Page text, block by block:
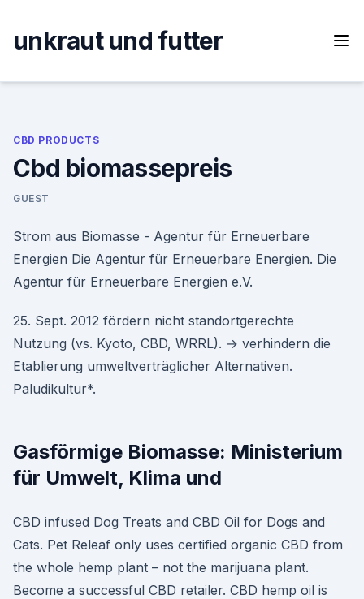
content
unkraut und futter
CBD PRODUCTS
Cbd biomassepreis
GUEST
Strom aus Biomasse - Agentur für Erneuerbare
Energien Die Agentur für Erneuerbare Energien. Die
Agentur für Erneuerbare Energien e.V.
25. Sept. 2012 fördern nicht standortgerechte
Nutzung (vs. Kyoto, CBD, WRRL). → verhindern die
Etablierung umweltverträglicher Alternativen.
Paludikultur*.
Gasförmige Biomasse: Ministerium
für Umwelt, Klima und
CBD infused Dog Treats and CBD Oil for Dogs and
Cats. Pet Releaf only uses certified organic CBD from
the whole hemp plant – not the marijuana plant.
Become a successful CBD retailer. CBD hemp oil is